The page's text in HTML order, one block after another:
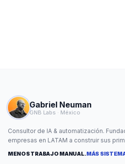
Gabriel Neuman
GNB Labs · México
Consultor de IA & automatización.
empresas en LATAM a construir sus
MENOS TRABAJO MANUAL.MÁS